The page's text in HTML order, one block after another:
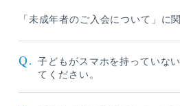
「未成年者のご入会について」に
Q.
子どもがスマホを持っていな
てください。